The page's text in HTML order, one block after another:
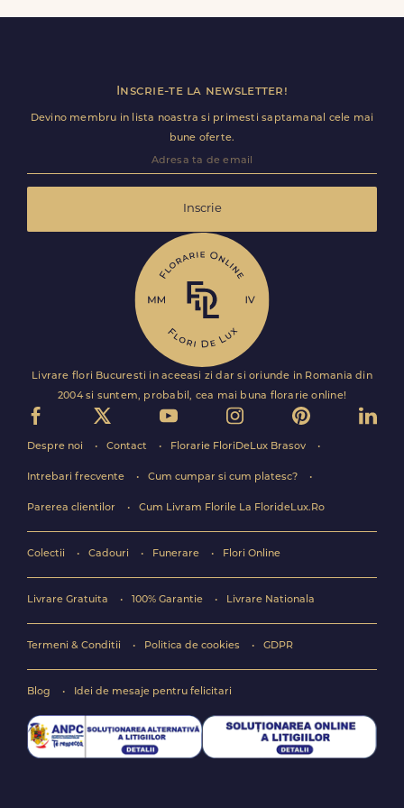
disponibile. Florile sunt livrate rapid, direct de curierii
Inscrie-te la newsletter!
Devino membru in lista noastra si primesti saptamanal cele mai
bune oferte.
Inscrie
Livrare flori Bucuresti in aceeasi zi dar si oriunde in Romania din
2004 si suntem, probabil, cea mai buna florarie online!
Despre noi Contact Florarie FloriDeLux Brasov
Intrebari frecvente Cum cumpar si cum platesc?
Parerea clientilor Cum Livram Florile La FlorideLux.Ro
Colectii Cadouri Funerare Flori Online
Livrare Gratuita 100% Garantie Livrare Nationala
Termeni & Conditii Politica de cookies GDPR
Blog Idei de mesaje pentru felicitari